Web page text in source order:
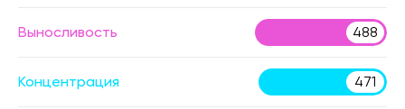
Выносливость 488
Концентрация 471